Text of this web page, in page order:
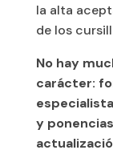
la alta
de los
No hay
carácter:
y